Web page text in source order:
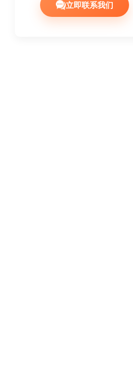
立即联系我们